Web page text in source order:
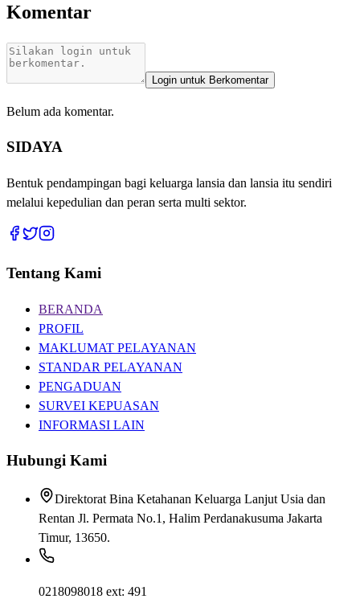
Komentar
Login untuk Berkomentar
Belum ada komentar.
SIDAYA
Bentuk pendampingan bagi keluarga lansia dan lansia itu sendiri
melalui kepedulian dan peran serta multi sektor.
Tentang Kami
BERANDA
PROFIL
MAKLUMAT PELAYANAN
STANDAR PELAYANAN
PENGADUAN
SURVEI KEPUASAN
INFORMASI LAIN
Hubungi Kami
Direktorat Bina Ketahanan Keluarga Lanjut Usia dan
Rentan Jl. Permata No.1, Halim Perdanakusuma Jakarta
Timur, 13650.
0218098018 ext: 491